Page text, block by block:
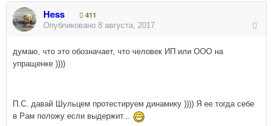
Hess
411
Опубликовано 8 августа, 2017
думаю, что это обозначает, что человек ИП или ООО на
упращенке ))))
П.С. давай Шульцем протестируем динамику )))) Я ее тогда себе
в Рам положу если выдержит...